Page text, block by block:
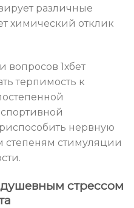
различные
химический отклик
вопросов 1хбет
терпимость к
нервную
степеням стимуляции
стрессом